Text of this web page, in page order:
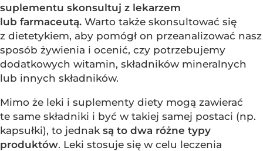
suplementu skonsultuj z lekarzem
lub farmaceutą. Warto także skonsultować się
z dietetykiem, aby pomógł on przeanalizować nasz
sposób żywienia i ocenić, czy potrzebujemy
dodatkowych witamin, składników mineralnych
lub innych składników.
Mimo że leki i suplementy diety mogą zawierać
te same składniki i być w takiej samej postaci (np.
kapsułki), to jednak są to dwa różne typy
produktów. Leki stosuje się w celu leczenia